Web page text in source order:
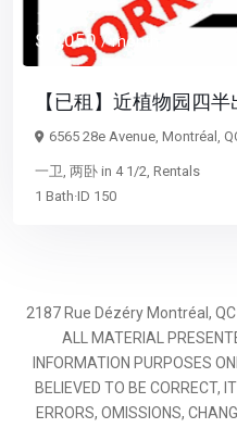
$ 1,050/ month
【已租】近植物园四
6565 28e Avenue, Montréal,
一卫, 两卧 in 4 1/2, Rentals
1 Bath·ID 150
2187 Rue Dézéry Montréal,
ALL MATERIAL
INFORMATION PURPOSES
BELIEVED TO BE CORRECT,
ERRORS, OMISSIONS,